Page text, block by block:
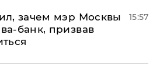
зачем мэр Москвы
банк, призвав
15:57